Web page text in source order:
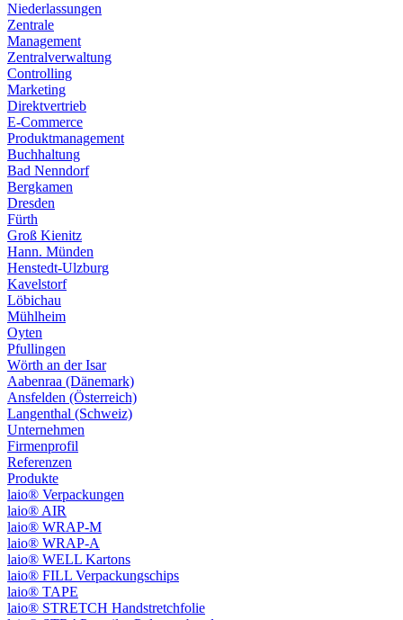
Niederlassungen
Zentrale
Management
Zentralverwaltung
Controlling
Marketing
Direktvertrieb
E-Commerce
Produktmanagement
Buchhaltung
Bad Nenndorf
Bergkamen
Dresden
Fürth
Groß Kienitz
Hann. Münden
Henstedt-Ulzburg
Kavelstorf
Löbichau
Mühlheim
Oyten
Pfullingen
Wörth an der Isar
Aabenraa (Dänemark)
Ansfelden (Österreich)
Langenthal (Schweiz)
Unternehmen
Firmenprofil
Referenzen
Produkte
laio® Verpackungen
laio® AIR
laio® WRAP-M
laio® WRAP-A
laio® WELL Kartons
laio® FILL Verpackungschips
laio® TAPE
laio® STRETCH Handstretchfolie